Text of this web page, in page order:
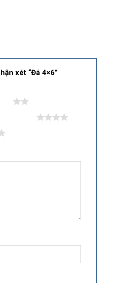
xét “Đá 4×6”